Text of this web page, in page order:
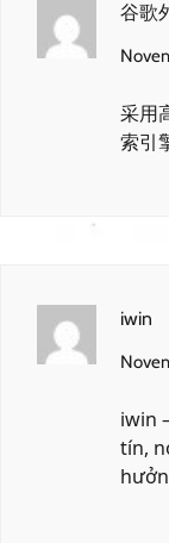
谷歌
采用
索引
iwin
iwin
tín,